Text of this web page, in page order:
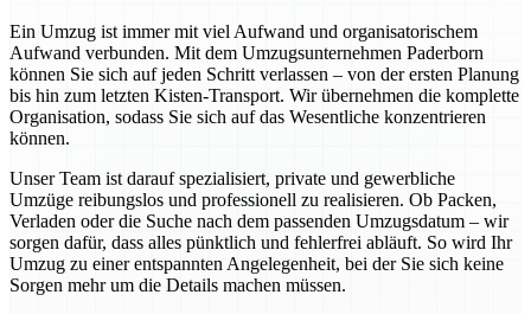
Ein Umzug ist immer mit viel Aufwand und organisatorischem
Aufwand verbunden. Mit dem Umzugsunternehmen Paderborn
können Sie sich auf jeden Schritt verlassen – von der ersten Planung
bis hin zum letzten Kisten-Transport. Wir übernehmen die komplette
Organisation, sodass Sie sich auf das Wesentliche konzentrieren
können.
Unser Team ist darauf spezialisiert, private und gewerbliche
Umzüge reibungslos und professionell zu realisieren. Ob Packen,
Verladen oder die Suche nach dem passenden Umzugsdatum – wir
sorgen dafür, dass alles pünktlich und fehlerfrei abläuft. So wird Ihr
Umzug zu einer entspannten Angelegenheit, bei der Sie sich keine
Sorgen mehr um die Details machen müssen.